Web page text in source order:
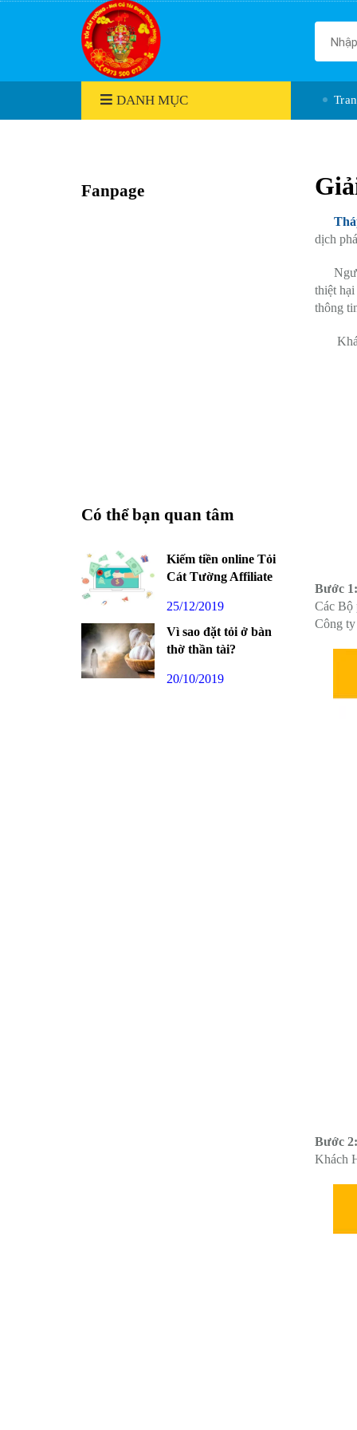
DANH MỤC
dịch
Người
thiệt
thông
Bước 1:
Các Bộ
Công ty
Bước 2:
Khách
Fanpage
Có thể bạn quan tâm
Kiếm tiền online Tỏi
Cát Tường Affiliate
25/12/2019
Vì sao đặt tỏi ở bàn
thờ thần tài?
20/10/2019